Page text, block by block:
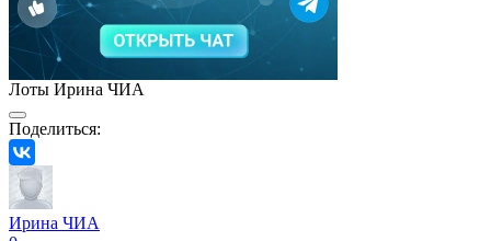
Лоты Ирина ЧИА
Поделиться:
Ирина ЧИА